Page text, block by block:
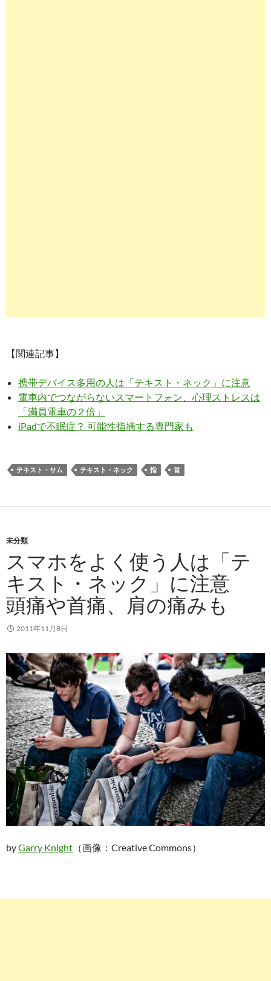
【関連記事】
携帯デバイス多用の人は「テキスト・ネック」に注意
電車内でつながらないスマートフォン、心理ストレスは
「満員電車の２倍」
iPadで不眠症？ 可能性指摘する専門家も
テキスト・サム テキスト・ネック 指 首
未分類
スマホをよく使う人は「テ
キスト・ネック」に注意
頭痛や首痛、肩の痛みも
2011年11月8日
byGarry Knight （画像：Creative Commons）